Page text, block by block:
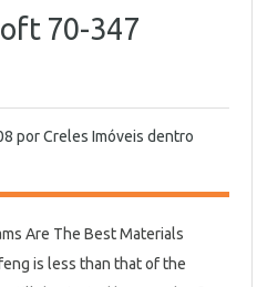
70-347
porCreles Imóveis dentro
Are The Best Materials
is less than that of the